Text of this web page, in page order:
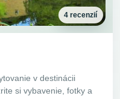
4 recenzií
v destinácii
si vybavenie, fotky a